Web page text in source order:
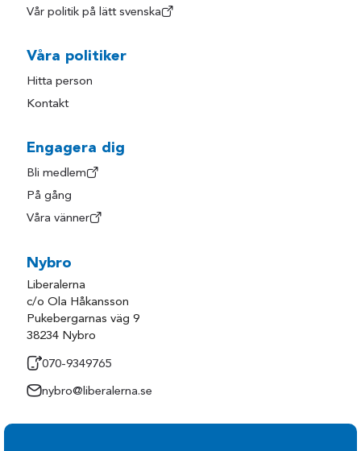
Vår politik på lätt svenska
Våra politiker
Hitta person
Kontakt
Engagera dig
Bli medlem
På gång
Våra vänner
Nybro
Liberalerna
c/o Ola Håkansson
Pukebergarnas väg 9
38234 Nybro
070-9349765
nybro@liberalerna.se